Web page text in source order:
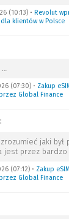
(10:13) • Revolut
klientów w Polsce
(07:30) • Zakup
Global Finance
:
zrozumieć jaki był
jest przez bardzo
(07:12) • Zakup
Global Finance